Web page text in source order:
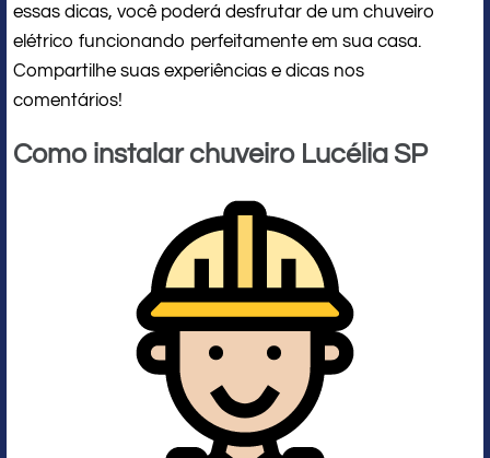
essas dicas, você poderá desfrutar de um chuveiro
elétrico funcionando perfeitamente em sua casa.
Compartilhe suas experiências e dicas nos
comentários!
Como instalar chuveiro Lucélia SP